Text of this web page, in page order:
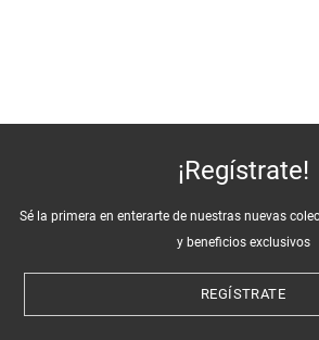
¡Regístrate!
Sé la primera en enterarte de nuestras nuevas
y beneficios exclusivos
REGÍSTRATE